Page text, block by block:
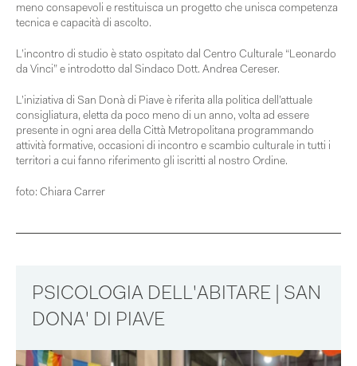
meno consapevoli e restituisca un progetto che unisca competenza
tecnica e capacità di ascolto.
L’incontro di studio è stato ospitato dal Centro Culturale “Leonardo
da Vinci” e introdotto dal Sindaco Dott. Andrea Cereser.
L’iniziativa di San Donà di Piave è riferita alla politica dell’attuale
consigliatura, eletta da poco meno di un anno, volta ad essere
presente in ogni area della Città Metropolitana programmando
attività formative, occasioni di incontro e scambio culturale in tutti i
territori a cui fanno riferimento gli iscritti al nostro Ordine.
foto: Chiara Carrer
PSICOLOGIA DELL'ABITARE | SAN
DONA' DI PIAVE